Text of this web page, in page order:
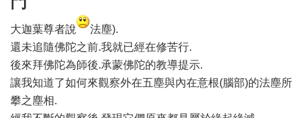
大迦葉尊者說
法塵).
還未追隨佛陀之前.我就已經在修苦行.
後來拜佛陀為師後.承蒙佛陀的教導提示.
讓我知道了如何來觀察外在五塵與內在意根(腦部)的法塵所
攀之塵相.